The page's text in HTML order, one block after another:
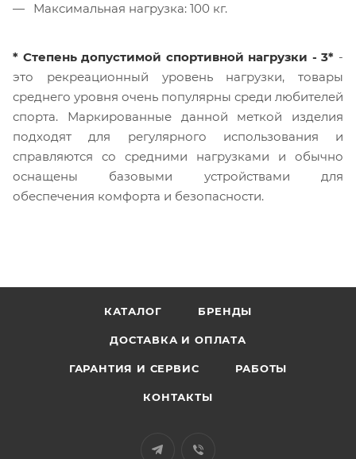
Максимальная нагрузка: 100 кг.
* Степень допустимой спортивной нагрузки - 3* -
это рекреационный уровень нагрузки, товары
среднего уровня очень популярны среди любителей
спорта. Маркированные данной меткой изделия
подходят для регулярного использования и
справляются со средними нагрузками и обычно
оснащены базовыми устройствами для
обеспечения комфорта и безопасности.
КАТАЛОГ БРЕНДЫ
ДОСТАВКА И ОПЛАТА
ГАРАНТИЯ И СЕРВИС РАБОТЫ
КОНТАКТЫ